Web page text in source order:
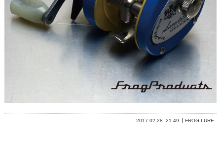
2017.02.28 21:49 FROG LURE